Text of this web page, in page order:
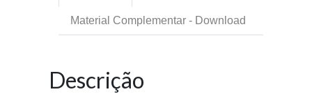
Material Complementar - Download
Descrição